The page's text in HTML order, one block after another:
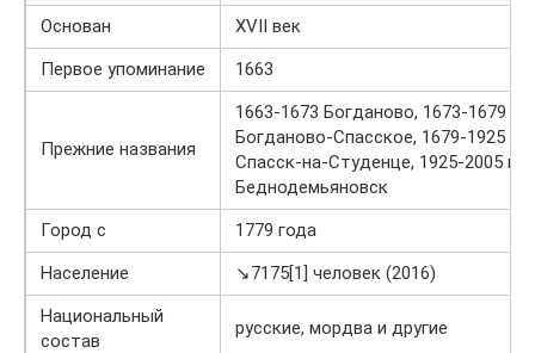
Основан
XVII век
Первое упоминание
1663
Прежние названия
1663-1673 Богданово, 1673-1679 гг.
Богданово-Спасское, 1679-1925 гг.
Спасск-на-Студенце, 1925-2005 гг.
Беднодемьяновск
Город с
1779 года
Население
↘7175[1] человек (2016)
Национальный
состав
русские, мордва и другие